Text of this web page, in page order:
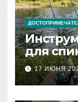
для
типы
17 ИЮНЯ